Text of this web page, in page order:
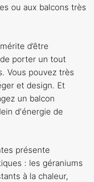
ou aux balcons très
d’être
porter un tout
Vous pouvez très
et design. Et
un balcon
d'énergie de
présente
: les géraniums
à la chaleur,